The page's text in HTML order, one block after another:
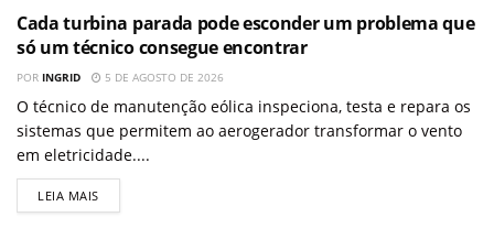
Cada turbina parada pode esconder um problema que
só um técnico consegue encontrar
POR INGRID 5 DE AGOSTO DE 2026
O técnico de manutenção eólica inspeciona, testa e repara os
sistemas que permitem ao aerogerador transformar o vento
em eletricidade....
LEIA MAIS